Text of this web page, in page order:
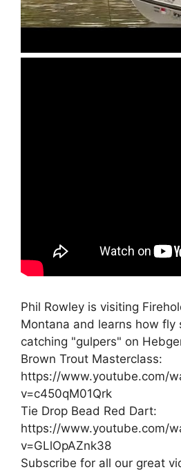
Phil Rowley is visiting
Montana and learns how fly
catching "gulpers" on
Brown Trout Masterclass:
https://www.youtube.com/
v=c450qM01Qrk
Tie Drop Bead Red Dart:
https://www.youtube.com/
v=GLlOpAZnk38
Subscribe for all our great